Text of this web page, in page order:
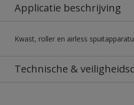
Applicatie beschrijving
Kwast, roller en airless
Technische &